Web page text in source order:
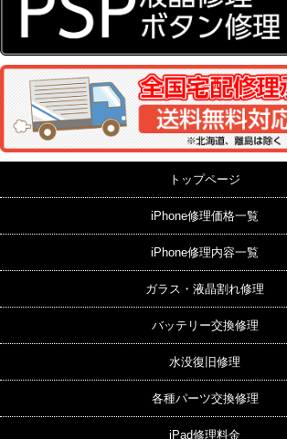
トップページ
iPhone修理価格一覧
iPhone修理内容一覧
ガラス・液晶割れ修理
バッテリー交換修理
水没復旧修理
各種パーツ交換修理
iPad修理料金